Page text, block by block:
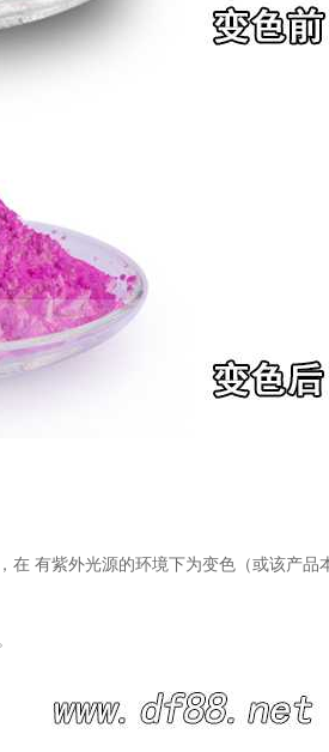
在 有紫外光源的环境下为变色（或该产品